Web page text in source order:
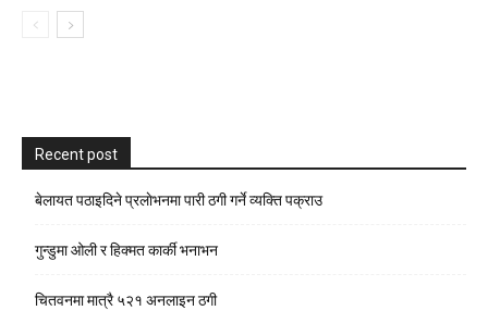
Recent post
बेलायत पठाइदिने प्रलाेभनमा पारी ठगी गर्ने व्यक्ति पक्राउ
गुन्डुमा ओली र हिक्मत कार्की भनाभन
चितवनमा मात्रै ५२१ अनलाइन ठगी